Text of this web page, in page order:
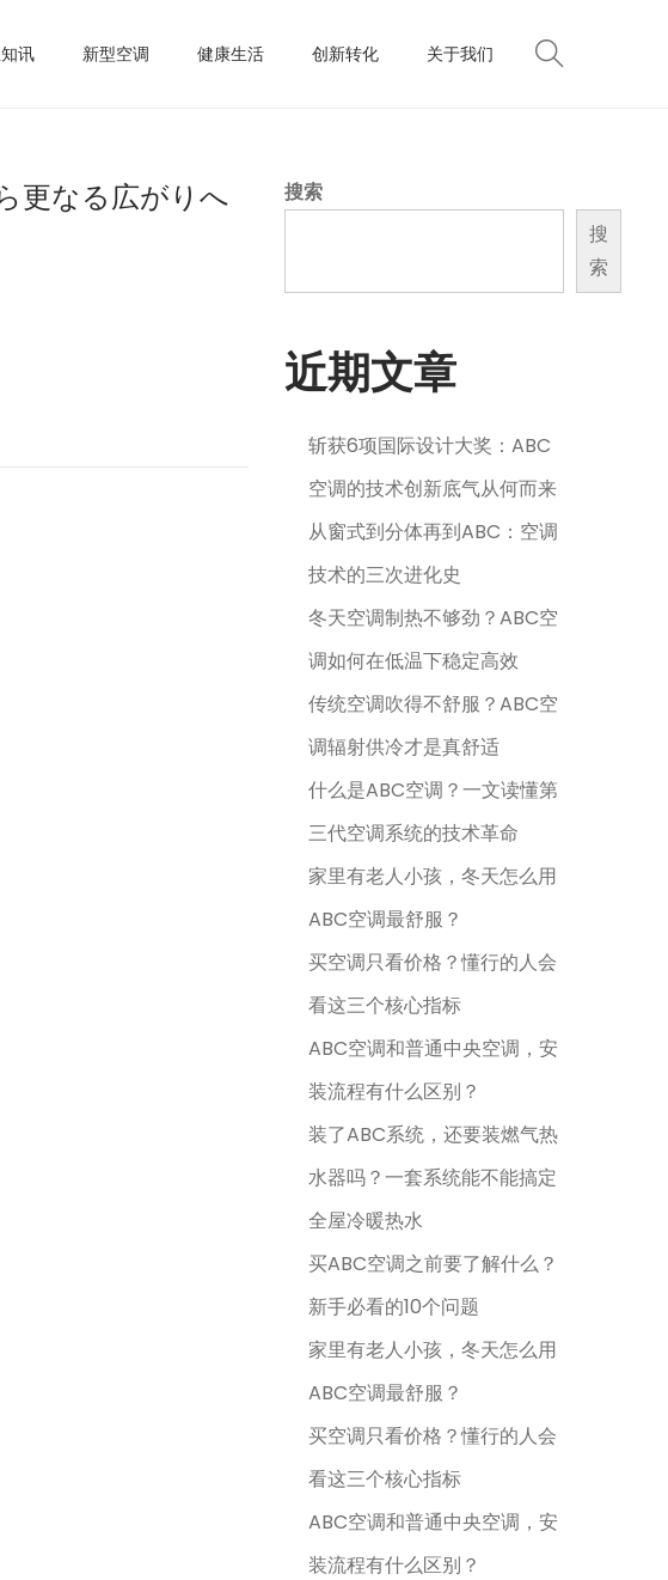
讯 新型空调 健康生活 创新转化 关于我们
更なる広がりへ
搜索
搜
索
近期文章
斩获6项国际设计大奖：ABC
空调的技术创新底气从何而来
从窗式到分体再到ABC：空调
技术的三次进化史
冬天空调制热不够劲？ABC空
调如何在低温下稳定高效
传统空调吹得不舒服？ABC空
调辐射供冷才是真舒适
什么是ABC空调？一文读懂第
三代空调系统的技术革命
家里有老人小孩，冬天怎么用
ABC空调最舒服？
买空调只看价格？懂行的人会
看这三个核心指标
ABC空调和普通中央空调，安
装流程有什么区别？
装了ABC系统，还要装燃气热
水器吗？一套系统能不能搞定
全屋冷暖热水
买ABC空调之前要了解什么？
新手必看的10个问题
家里有老人小孩，冬天怎么用
ABC空调最舒服？
买空调只看价格？懂行的人会
看这三个核心指标
ABC空调和普通中央空调，安
装流程有什么区别？